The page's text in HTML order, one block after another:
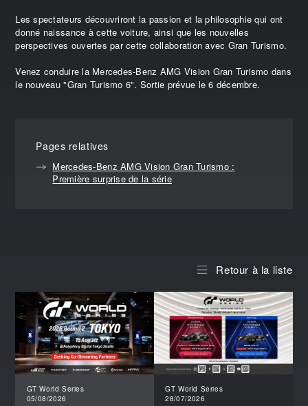
Les spectateurs découvriront la passion et la philosophie qui ont
donné naissance à cette voiture, ainsi que les nouvelles
perspectives ouvertes par cette collaboration avec Gran Turismo.
Venez conduire la Mercedes-Benz AMG Vision Gran Turismo dans
le nouveau "Gran Turismo 6". Sortie prévue le 6 décembre.
Pages relatives
Mercedes-Benz AMG Vision Gran Turismo :
Première surprise de la série
Retour à la liste
GT World Series
05/08/2026
GT World Series
28/07/2026